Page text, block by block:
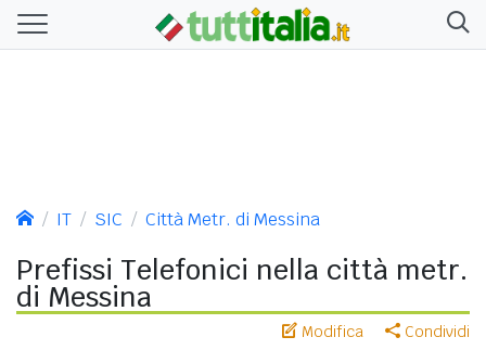
IT SIC Città Metr. di Messina
Prefissi Telefonici nella città metr.
di Messina
Modifica Condividi